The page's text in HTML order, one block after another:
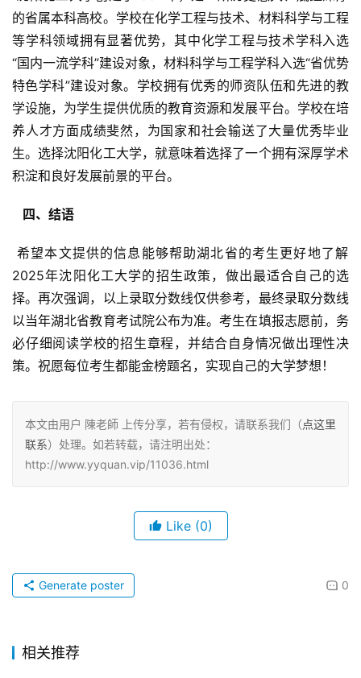
的省属本科高校。学校在化学工程与技术、材料科学与工程
等学科领域拥有显著优势，其中化学工程与技术学科入选
“国内一流学科”建设对象，材料科学与工程学科入选“省优势
特色学科”建设对象。学校拥有优秀的师资队伍和先进的教
学设施，为学生提供优质的教育资源和发展平台。学校在培
养人才方面成绩斐然，为国家和社会输送了大量优秀毕业
生。选择沈阳化工大学，就意味着选择了一个拥有深厚学术
积淀和良好发展前景的平台。
  四、结语
希望本文提供的信息能够帮助湖北省的考生更好地了解
2025年沈阳化工大学的招生政策，做出最适合自己的选
择。再次强调，以上录取分数线仅供参考，最终录取分数线
以当年湖北省教育考试院公布为准。考生在填报志愿前，务
必仔细阅读学校的招生章程，并结合自身情况做出理性决
策。祝愿每位考生都能金榜题名，实现自己的大学梦想！
本文由用户 陳老師 上传分享，若有侵权，请联系我们（点这里
联系）处理。如若转载，请注明出处：
http://www.yyquan.vip/11036.html
Like (0)
0
Generate poster
相关推荐